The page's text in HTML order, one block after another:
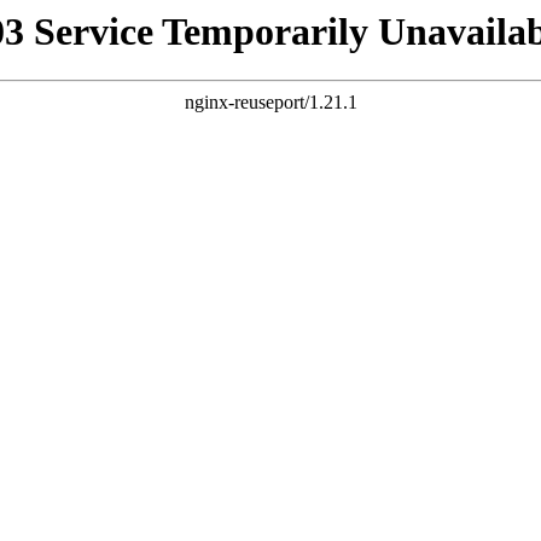
Service Temporarily
nginx-reuseport/1.21.1